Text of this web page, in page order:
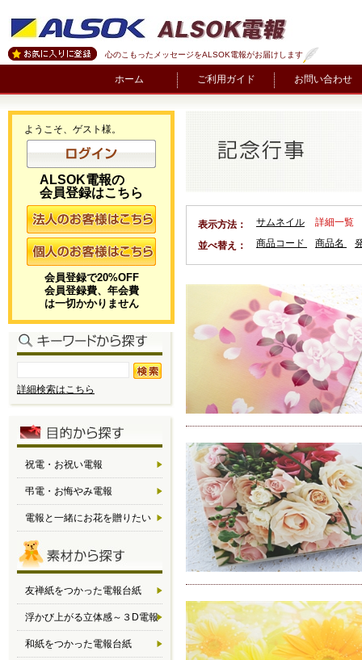
心のこもったメッセージをALSOK電報がお届けします
ホーム ご利用ガイド お問い合わせ
表示方法： サムネイル 詳細一覧
並べ替え： 商品コード 商品名
ようこそ、ゲスト様。
ALSOK電報の
会員登録はこちら
会員登録で20%OFF
会員登録費、年会費
は一切かかりません
詳細検索はこちら
祝電・お祝い電報
弔電・お悔やみ電報
電報と一緒にお花を贈りたい
友禅紙をつかった電報台紙
浮かび上がる立体感～３D電報
和紙をつかった電報台紙